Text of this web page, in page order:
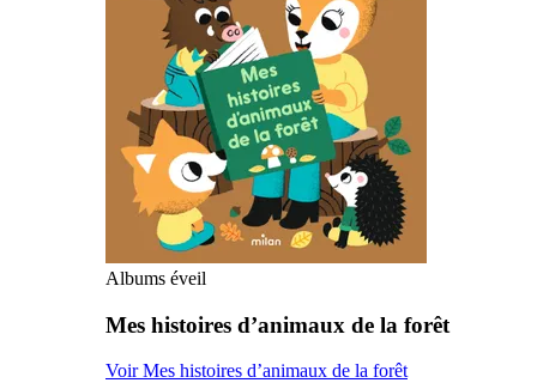
Albums éveil
Mes histoires d’animaux de la forêt
Voir Mes histoires d’animaux de la forêt